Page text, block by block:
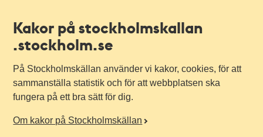
Kakor på stockholmskallan
.stockholm.se
På Stockholmskällan använder vi kakor, cookies, för att
sammanställa statistik och för att webbplatsen ska
fungera på ett bra sätt för dig.
Om kakor på Stockholmskällan